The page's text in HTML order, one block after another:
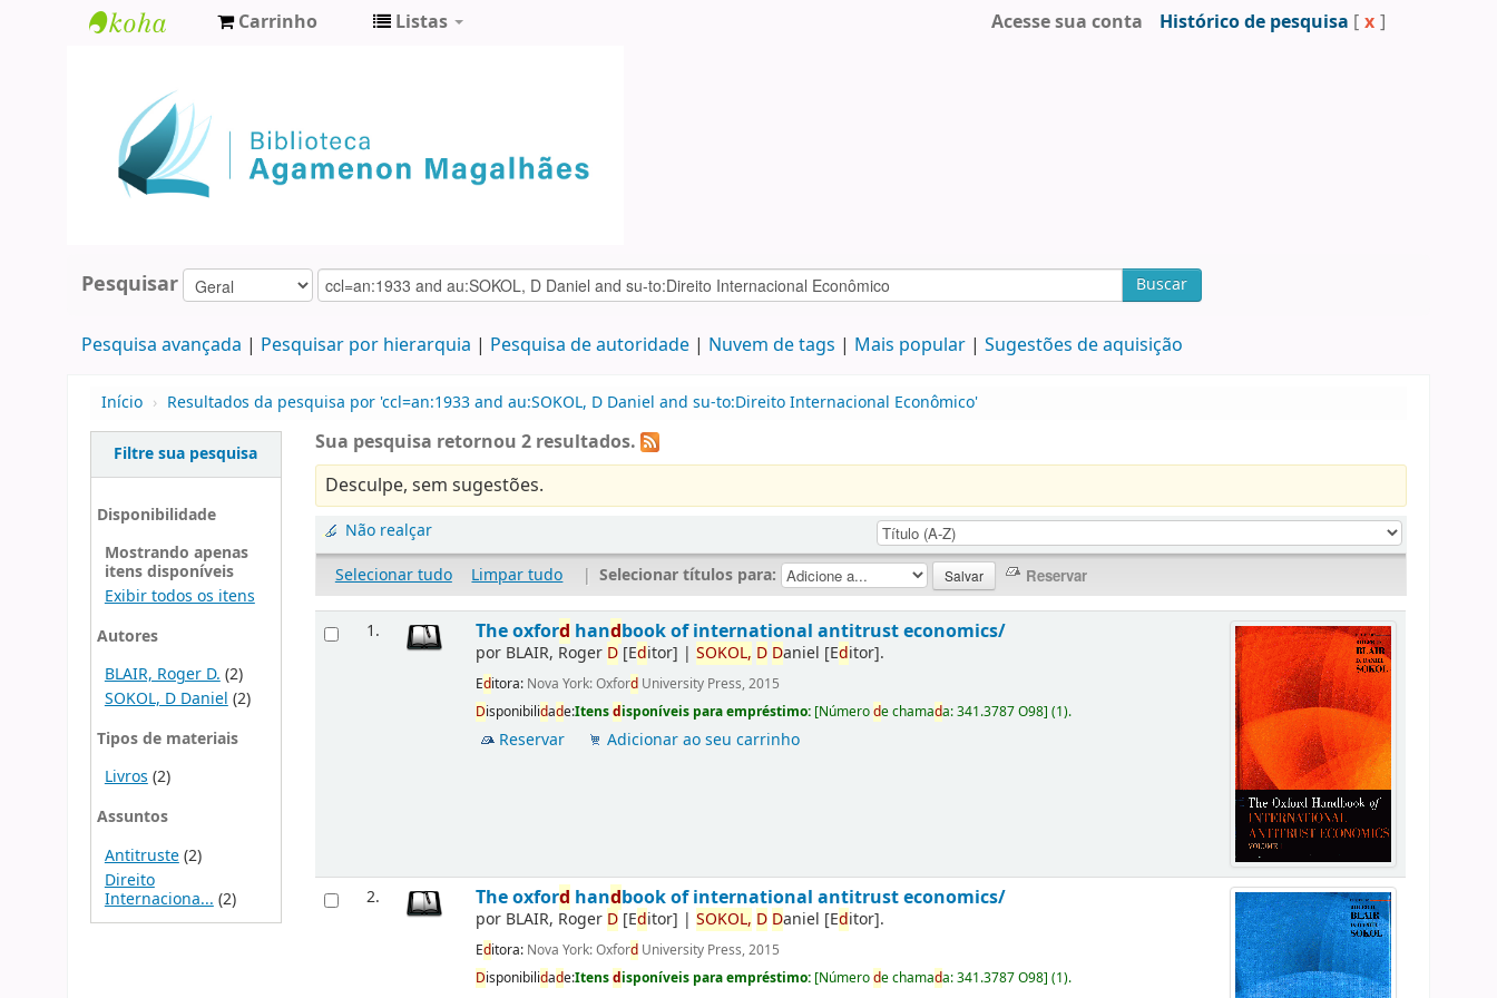
Agamenon
Magalhães
Carrinho Listas Acesse sua conta Histórico de pesquisa [ x ]
Pesquisar Buscar
Pesquisa avançada Pesquisar por hierarquia Pesquisa de autoridade Nuvem de tags Mais popular Sugestões de aquisição
Início › Resultados da pesquisa por 'ccl=an:1933 and au:SOKOL, D Daniel and su-to:Direito Internacional Econômico'
Filtre sua pesquisa
Disponibilidade
Mostrando apenas
itens disponíveis
Exibir todos os itens
Autores
BLAIR, Roger D.(2)
SOKOL, D Daniel (2)
Tipos de materiais
Livros(2)
Assuntos
Antitruste(2)
Direito
Internaciona... (2)
Sua pesquisa retornou 2 resultados.
Desculpe, sem sugestões.
Não realçar
Selecionar tudo
Limpar tudo | Selecionar títulos para:
1. The oxford handbook of international antitrust economics/
por BLAIR, Roger D [Editor] |SOKOL, D Daniel [Editor].
Editora: Nova York: Oxford University Press, 2015
Disponibilidade:Itensdisponíveis para empréstimo: [Númerode chamada:341.3787 O98](1).
Reservar Adicionar ao seu carrinho
2. The oxford handbook of international antitrust economics/
por BLAIR, Roger D [Editor] |SOKOL, D Daniel [Editor].
Editora: Nova York: Oxford University Press, 2015
Disponibilidade:Itensdisponíveis para empréstimo: [Númerode chamada:341.3787 O98](1).